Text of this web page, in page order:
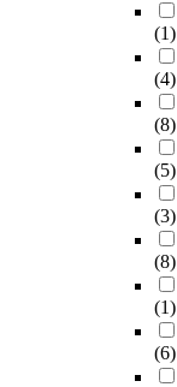
(1)
(4)
(8)
(5)
(3)
(8)
(1)
(6)